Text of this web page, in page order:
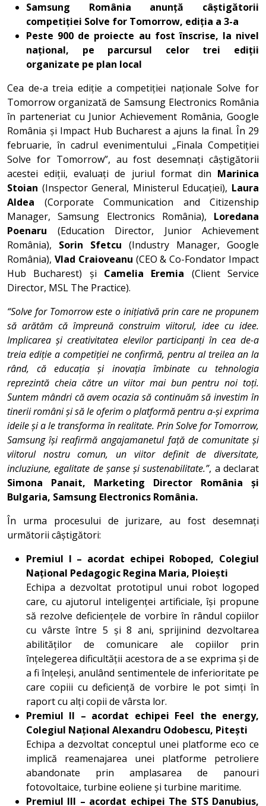
Samsung România anunță câștigătorii
competiției Solve for Tomorrow, ediția a 3-a
Peste 900 de proiecte au fost înscrise, la nivel
național, pe parcursul celor trei ediții
organizate pe plan local
Cea de-a treia ediție a competiției naționale Solve for
Tomorrow organizată de Samsung Electronics România
în parteneriat cu Junior Achievement România, Google
România și Impact Hub Bucharest a ajuns la final. În 29
februarie, în cadrul evenimentului „Finala Competiției
Solve for Tomorrow”, au fost desemnați câștigătorii
acestei ediții, evaluați de juriul format din Marinica
Stoian (Inspector General, Ministerul Educației), Laura
Aldea (Corporate Communication and Citizenship
Manager, Samsung Electronics România), Loredana
Poenaru (Education Director, Junior Achievement
România), Sorin Sfetcu (Industry Manager, Google
România), Vlad Craioveanu (CEO & Co-Fondator Impact
Hub Bucharest) și Camelia Eremia (Client Service
Director, MSL The Practice).
“Solve for Tomorrow este o inițiativă prin care ne propunem
să arătăm că împreună construim viitorul, idee cu idee.
Implicarea și creativitatea elevilor participanți în cea de-a
treia ediție a competiției ne confirmă, pentru al treilea an la
rând, că educația și inovația îmbinate cu tehnologia
reprezintă cheia către un viitor mai bun pentru noi toți.
Suntem mândri că avem ocazia să continuăm să investim în
tinerii români și să le oferim o platformă pentru a-și exprima
ideile și a le transforma în realitate. Prin Solve for Tomorrow,
Samsung își reafirmă angajamanetul față de comunitate și
viitorul nostru comun, un viitor definit de diversitate,
incluziune, egalitate de șanse și sustenabilitate.”, a declarat
Simona Panait, Marketing Director România și
Bulgaria, Samsung Electronics România.
În urma procesului de jurizare, au fost desemnați
următorii câștigători:
Premiul I – acordat echipei Roboped, Colegiul
Național Pedagogic Regina Maria, Ploiești
Echipa a dezvoltat prototipul unui robot logoped
care, cu ajutorul inteligenței artificiale, își propune
să rezolve deficiențele de vorbire în rândul copiilor
cu vârste între 5 și 8 ani, sprijinind dezvoltarea
abilităților de comunicare ale copiilor prin
înțelegerea dificultății acestora de a se exprima și de
a fi înțeleși, anulând sentimentele de inferioritate pe
care copiii cu deficiență de vorbire le pot simți în
raport cu alți copii de vârsta lor.
Premiul II – acordat echipei Feel the energy,
Colegiul Național Alexandru Odobescu, Pitești
Echipa a dezvoltat conceptul unei platforme eco ce
implică reamenajarea unei platforme petroliere
abandonate prin amplasarea de panouri
fotovoltaice, turbine eoliene și turbine maritime.
Premiul III – acordat echipei The STS Danubius,